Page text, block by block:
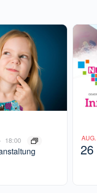
18:00 AUG.
26